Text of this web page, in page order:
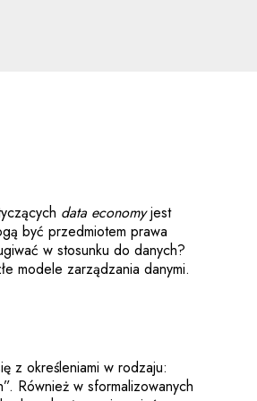
data economyjest
być przedmiotem prawa
w stosunku do danych?
modele zarządzania danymi.
z określeniami w rodzaju:
Również w sformalizowanych